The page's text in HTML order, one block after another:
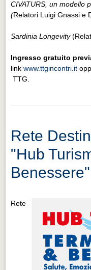
CIVATURS, un modello
(Relatori Luigi Gnassi e
Sardinia Longevity
Ingresso gratuito
linkwww.ttgincontri.it
TTG.
Rete
"Hub
Benessere"
Rete